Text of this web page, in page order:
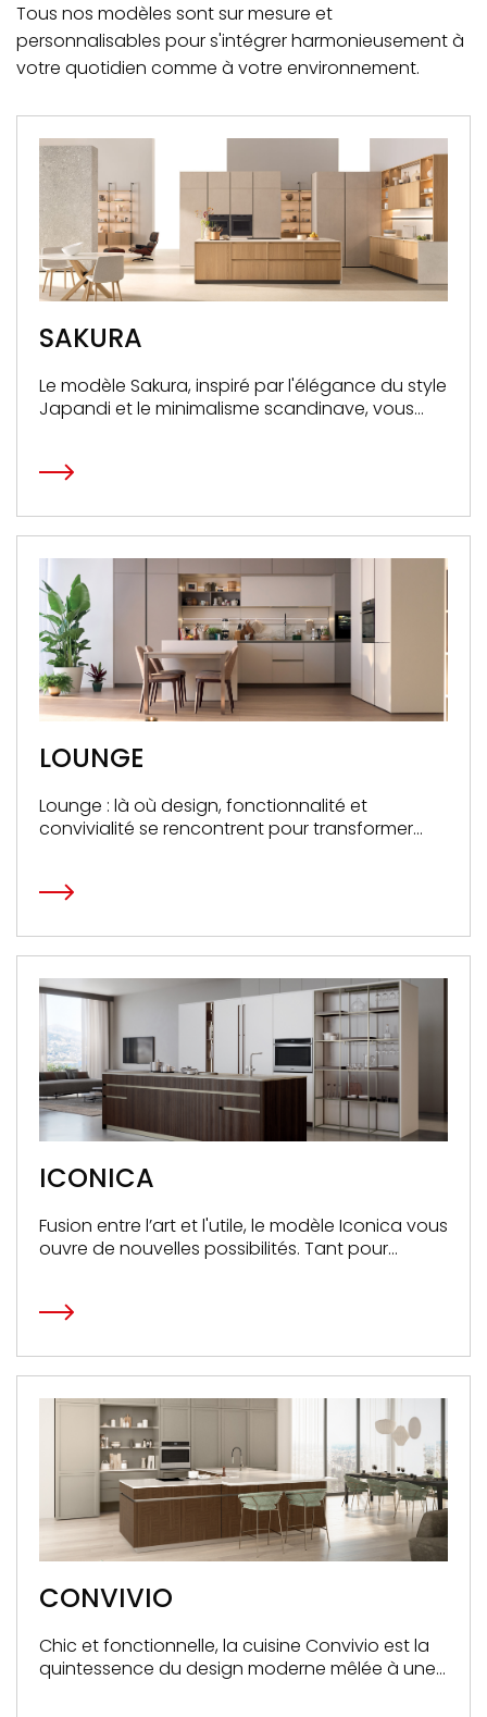
Tous nos modèles sont sur mesure et
personnalisables pour s'intégrer harmonieusement à
votre quotidien comme à votre environnement.
SAKURA
Le modèle Sakura, inspiré par l'élégance du style
Japandi et le minimalisme scandinave, vous
LOUNGE
Lounge : là où design, fonctionnalité et
convivialité se rencontrent pour transformer
ICONICA
Fusion entre l’art et l'utile, le modèle Iconica vous
ouvre de nouvelles possibilités. Tant pour
CONVIVIO
Chic et fonctionnelle, la cuisine Convivio est la
quintessence du design moderne mêlée à une